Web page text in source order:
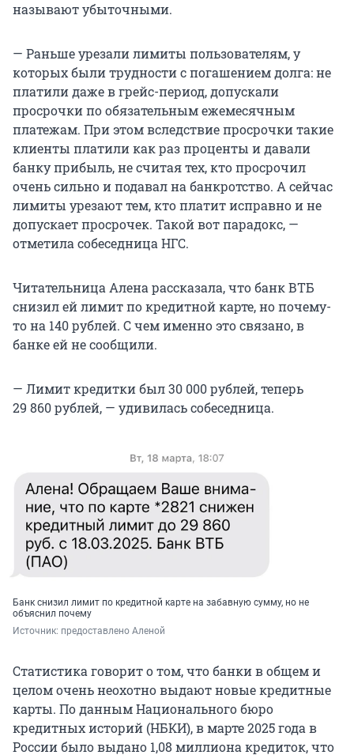
называют убыточными.
— Раньше урезали лимиты пользователям, у
которых были трудности с погашением долга: не
платили даже в грейс-период, допускали
просрочки по обязательным ежемесячным
платежам. При этом вследствие просрочки такие
клиенты платили как раз проценты и давали
банку прибыль, не считая тех, кто просрочил
очень сильно и подавал на банкротство. А сейчас
лимиты урезают тем, кто платит исправно и не
допускает просрочек. Такой вот парадокс, —
отметила собеседница НГС.
Читательница Алена рассказала, что банк ВТБ
снизил ей лимит по кредитной карте, но почему-
то на 140 рублей. С чем именно это связано, в
банке ей не сообщили.
— Лимит кредитки был 30 000 рублей, теперь
29 860 рублей, — удивилась собеседница.
Банк снизил лимит по кредитной карте на забавную сумму, но не
объяснил почему
Источник: предоставлено Аленой
Статистика говорит о том, что банки в общем и
целом очень неохотно выдают новые кредитные
карты. По данным Национального бюро
кредитных историй (НБКИ), в марте 2025 года в
России было выдано 1,08 миллиона кредиток, что